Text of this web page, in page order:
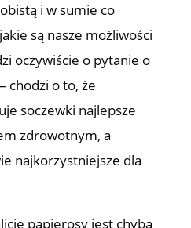
i w sumie co
są nasze możliwości
oczywiście o pytanie o
chodzi o to, że
soczewki najlepsze
zdrowotnym, a
najkorzystniejsze dla
papierosy jest chyba